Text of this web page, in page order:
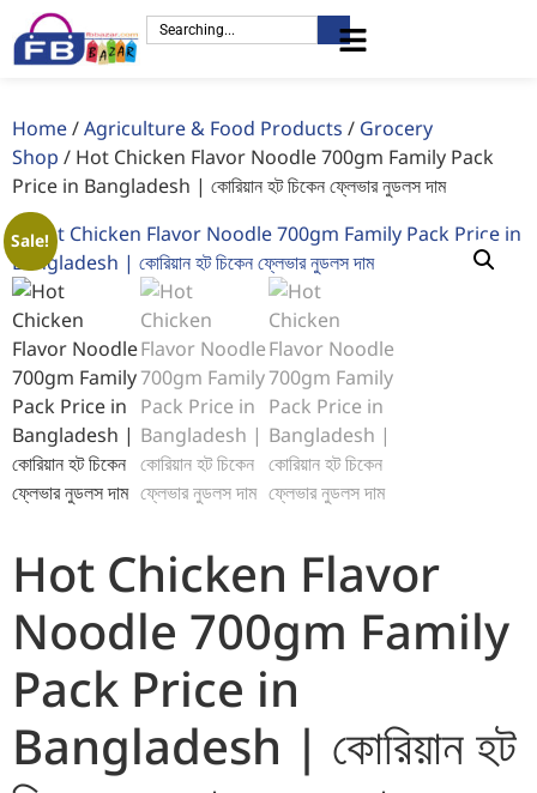
Home/Agriculture & Food Products / Grocery
Shop / Hot Chicken Flavor Noodle 700gm Family Pack
Price in Bangladesh | কোরিয়ান হট চিকেন ফ্লেভার নুডলস দাম
Sale!
Hot Chicken Flavor
Noodle 700gm Family
Pack Price in
Bangladesh | কোরিয়ান হট